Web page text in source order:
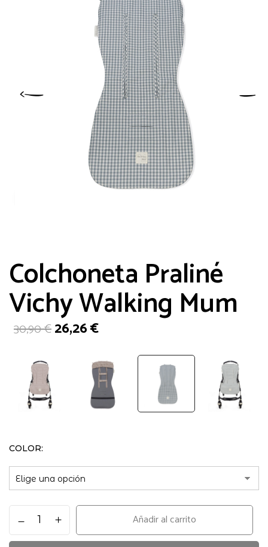
Colchoneta Praliné
Vichy Walking Mum
30,90€El
precio
30,90 €.
26,26€Elprecio
26,26 €.
COLOR
Praliné
Vichy
Añadir al carrito